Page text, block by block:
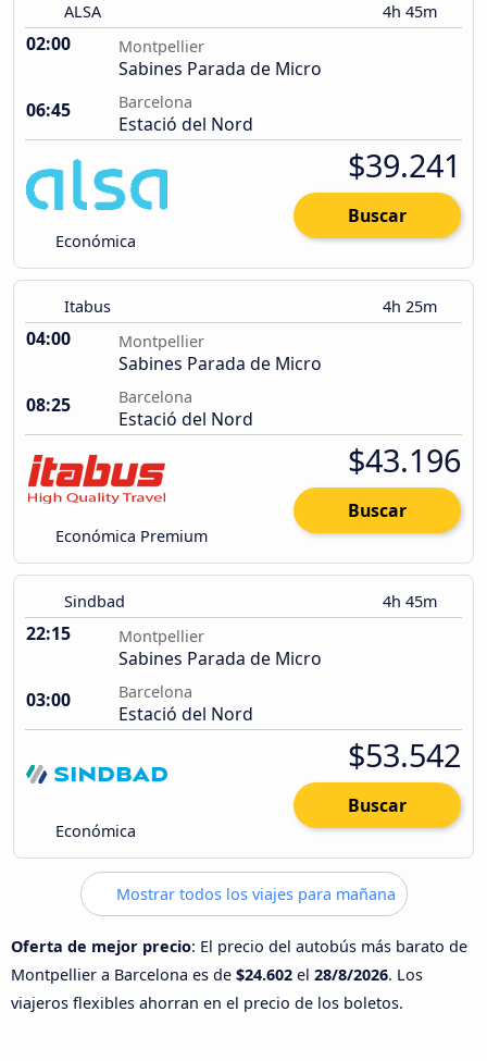
ALSA 4h 45m
02:00 Montpellier
Sabines Parada de Micro
06:45
Barcelona
Estació del Nord
Económica
$39.241
Buscar
Itabus 4h 25m
04:00 Montpellier
Sabines Parada de Micro
08:25
Barcelona
Estació del Nord
Económica Premium
$43.196
Buscar
Sindbad 4h 45m
22:15 Montpellier
Sabines Parada de Micro
03:00
Barcelona
Estació del Nord
Económica
$53.542
Buscar
Mostrar todos los viajes para mañana
Oferta de mejor precio: El precio del autobús más barato de
Montpellier a Barcelona es de $24.602 el 28/8/2026. Los
viajeros flexibles ahorran en el precio de los boletos.